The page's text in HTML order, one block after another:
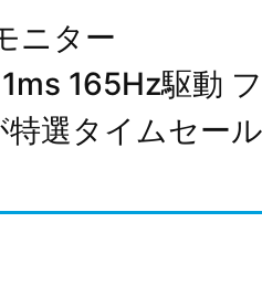
ニター
165Hz駆動
選タイムセー